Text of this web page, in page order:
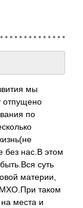
мы
отпущено
по
без нас.В этом
суть
материи,
таком
места и